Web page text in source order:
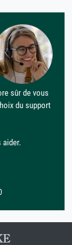
sûr de vous
du support